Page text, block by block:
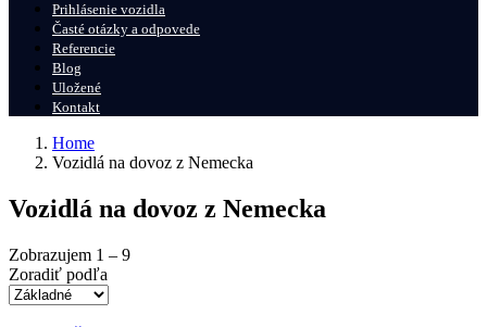
Prihlásenie vozidla
Časté otázky a odpovede
Referencie
Blog
Uložené
Kontakt
Home
Vozidlá na dovoz z Nemecka
Vozidlá na dovoz z Nemecka
Zobrazujem 1 – 9
Zoradiť podľa